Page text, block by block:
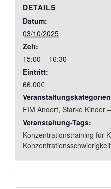
DETAILS
Datum:
03/10/2025
Zeit:
15:00 – 16:30
Eintritt:
66,00€
FIM Andorf,Starke Kinder
Veranstaltung-Tags:
Konzentrationstraining für